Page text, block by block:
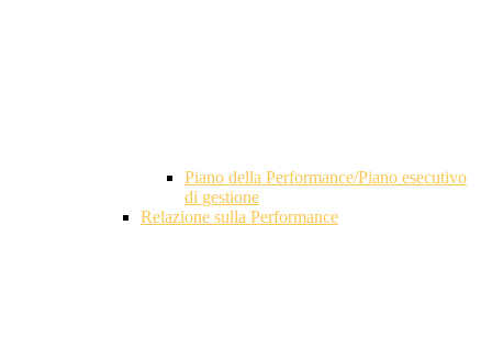
Piano della Performance/Piano esecutivo
di gestione
Relazione sulla Performance